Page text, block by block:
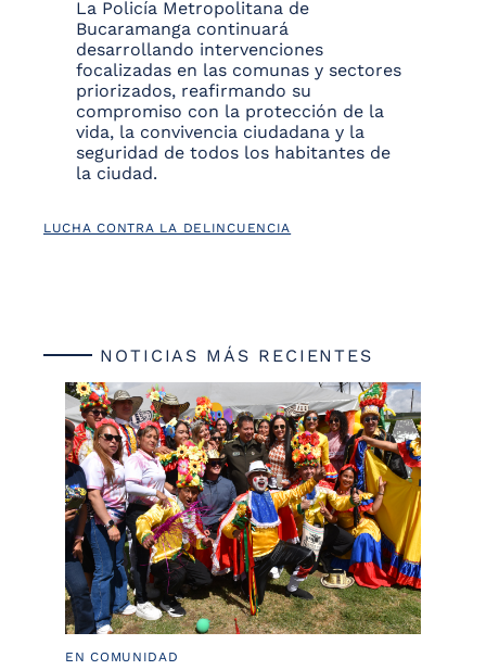
La Policía Metropolitana de
Bucaramanga continuará
desarrollando intervenciones
focalizadas en las comunas y sectores
priorizados, reafirmando su
compromiso con la protección de la
vida, la convivencia ciudadana y la
seguridad de todos los habitantes de
la ciudad.
LUCHA CONTRA LA DELINCUENCIA
NOTICIAS MÁS RECIENTES
EN COMUNIDAD